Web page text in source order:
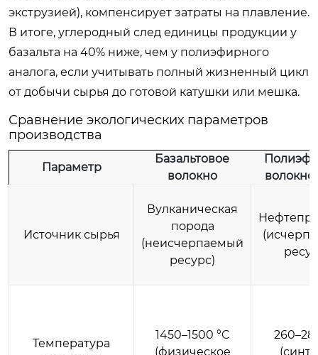
экструзией), компенсирует затраты на плавление.
В итоге, углеродный след единицы продукции у
базальта на 40% ниже, чем у полиэфирного
аналога, если учитывать полный жизненный цикл
от добычи сырья до готовой катушки или мешка.
Сравнение экологических параметров
производства
Параметр
Базальтовое
волокно
волокно
Источник сырья
Вулканическая
порода
(неисчерпаемый
ресурс)
Температура
1450–1500 °C
(физическое